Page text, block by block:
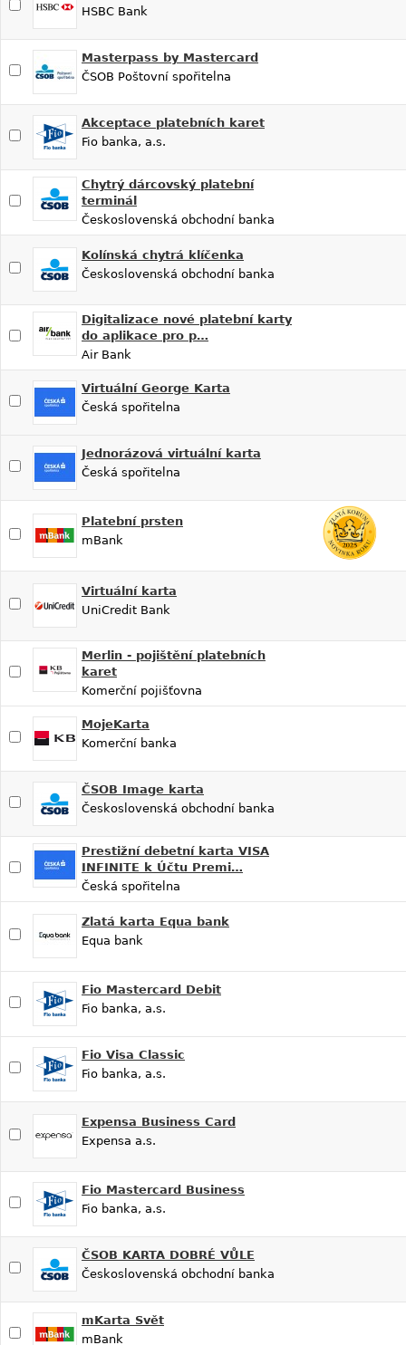
HSBC Bank
Masterpass by Mastercard
ČSOB Poštovní spořitelna
Akceptace platebních karet
Fio banka, a.s.
Chytrý dárcovský platební
terminál
Československá obchodní banka
Kolínská chytrá klíčenka
Československá obchodní banka
Digitalizace nové platební karty
do aplikace pro p…
Air Bank
Virtuální George Karta
Česká spořitelna
Jednorázová virtuální karta
Česká spořitelna
Platební prsten
mBank
Virtuální karta
UniCredit Bank
Merlin - pojištění platebních
karet
Komerční pojišťovna
MojeKarta
Komerční banka
ČSOB Image karta
Československá obchodní banka
Prestižní debetní karta VISA
INFINITE k Účtu Premi…
Česká spořitelna
Zlatá karta Equa bank
Equa bank
Fio Mastercard Debit
Fio banka, a.s.
Fio Visa Classic
Fio banka, a.s.
Expensa Business Card
Expensa a.s.
Fio Mastercard Business
Fio banka, a.s.
ČSOB KARTA DOBRÉ VŮLE
Československá obchodní banka
mKarta Svět
mBank